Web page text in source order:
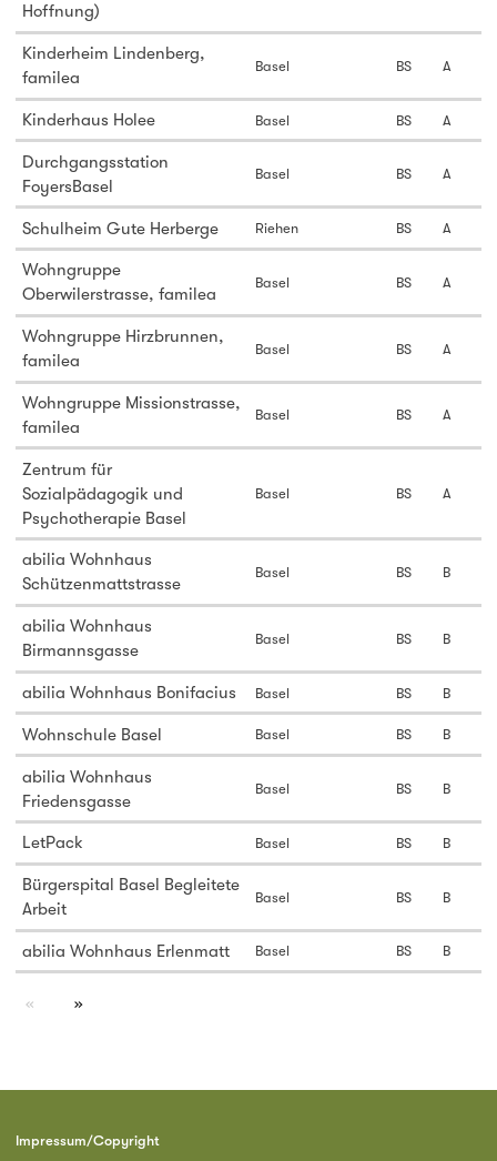
Hoffnung)
Kinderheim Lindenberg,
familea
Basel BS A
Kinderhaus Holee Basel BS A
Durchgangsstation
FoyersBasel
Basel BS A
Schulheim Gute Herberge Riehen BS A
Wohngruppe
Oberwilerstrasse, familea
Basel BS A
Wohngruppe Hirzbrunnen,
familea
Basel BS A
Wohngruppe Missionstrasse,
familea
Basel BS A
Zentrum für
Sozialpädagogik und
Psychotherapie Basel
Basel BS A
abilia Wohnhaus
Schützenmattstrasse
Basel BS B
abilia Wohnhaus
Birmannsgasse
Basel BS B
abilia Wohnhaus Bonifacius Basel BS B
Wohnschule Basel Basel BS B
abilia Wohnhaus
Friedensgasse
Basel BS B
LetPack Basel BS B
Bürgerspital Basel Begleitete
Arbeit
Basel BS B
abilia Wohnhaus Erlenmatt Basel BS B
page
Impressum/Copyright